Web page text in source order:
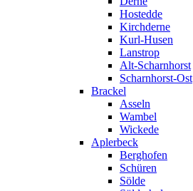
Hostedde
Kirchderne
Kurl-Husen
Lanstrop
Alt-Scharnhorst
Scharnhorst-Ost
Brackel
Asseln
Wambel
Wickede
Aplerbeck
Berghofen
Schüren
Sölde